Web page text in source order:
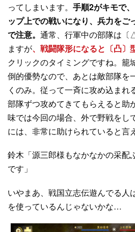
ってしまいます。 手順2がキモで
ップ上での戦いになり、兵力をご
で注意。 通常、行軍中の部隊は
ますが、戦闘隊形になると〔凸〕
クリックのタイミングですね。籠
倒的優勢なので、あとは敵部隊を
くのみ。従って一斉に攻め込まれ
部隊ずつ攻めてきてもらえると助
味では今回の場合、外で野戦をし
には、非常に助けられていると言
鈴木「源三郎様もなかなかの采配
です」
いやまあ、戦国立志伝遊んでる人
を使っているんじゃないかな…